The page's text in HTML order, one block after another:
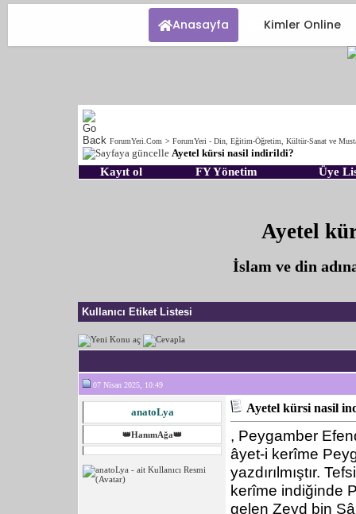
Anasayfa Kimler Online
ForumYeri.Com > ForumYeri - Din, Eğitim-Öğretim, Kültür-Sanat ve
Ayetel kürsi nasil indirildi?
Kayıt ol FY Yönetim Üye
Ayetel
İslam ve din
Kullanıcı Etiket Listesi
07 Nisan 2025, 10:49
anatoLya
👑HanımAğa👑
Ayetel kürsi nasil
, Peygamber
âyet-i kerîme
yazdırılmıştır.
kerîme indiğinde
gelen Zeyd bin